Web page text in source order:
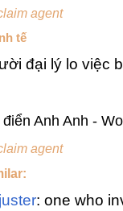
agent
tế
đại lý lo việc
Anh Anh -
agent
: one who